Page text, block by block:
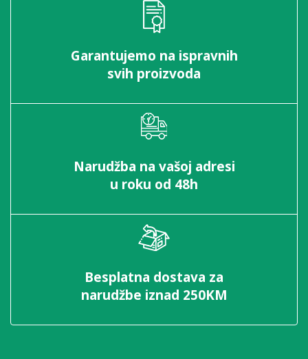
Garantujemo na ispravnih
svih proizvoda
Narudžba na vašoj adresi
u roku od 48h
Besplatna dostava za
narudžbe iznad 250KM